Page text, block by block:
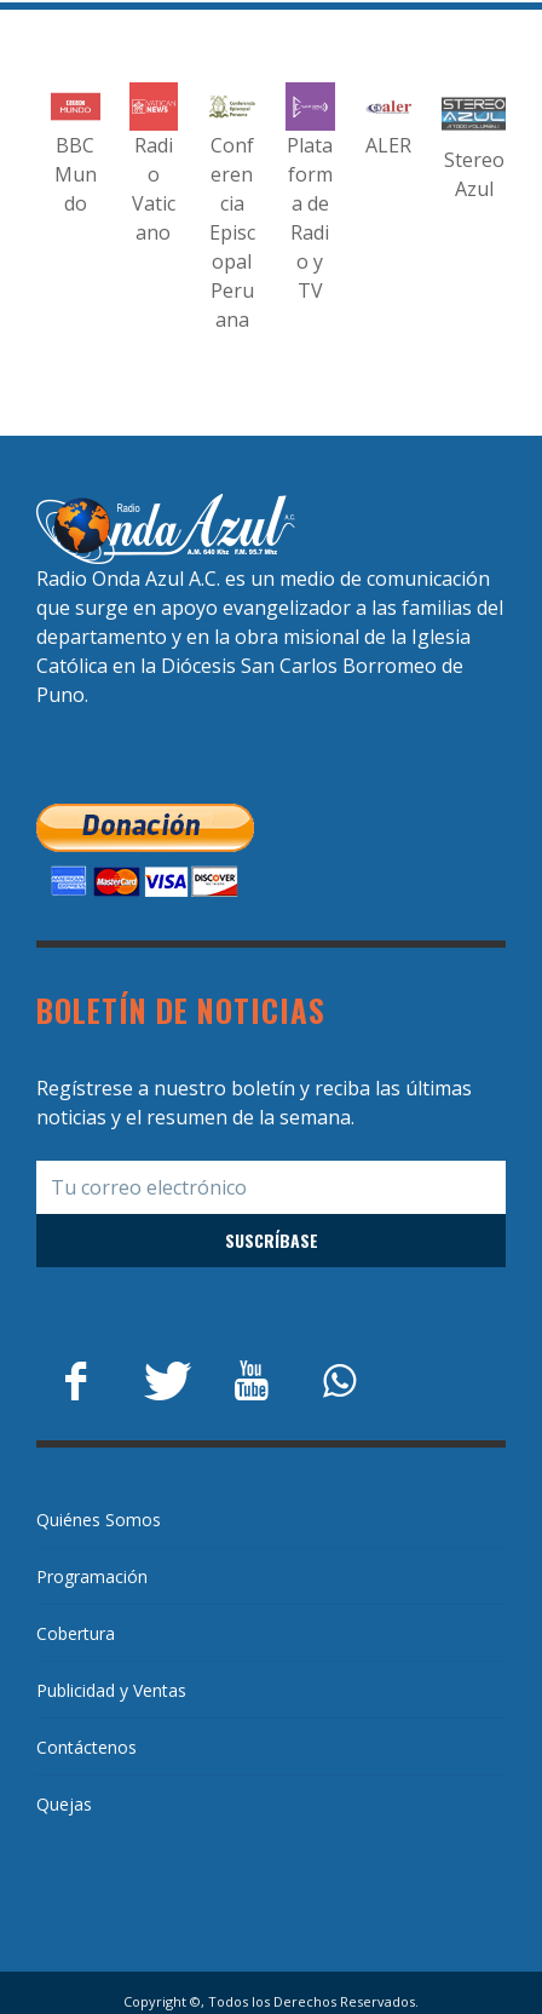
BBC
Mun
do
Radi
o
Vatic
ano
Conf
eren
cia
Episc
opal
Peru
ana
Plata
form
a de
Radi
o y
TV
ALER
Stereo
Azul
Radio Onda Azul A.C. es un medio de comunicación
que surge en apoyo evangelizador a las familias del
departamento y en la obra misional de la Iglesia
Católica en la Diócesis San Carlos Borromeo de
Puno.
BOLETÍN DE NOTICIAS
Regístrese a nuestro boletín y reciba las últimas
noticias y el resumen de la semana.
Quiénes Somos
Programación
Cobertura
Publicidad y Ventas
Contáctenos
Quejas
Copyright ©, Todos los Derechos Reservados.